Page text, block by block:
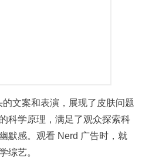
文案和表演，展现了皮肤问题
科学原理，满足了观众探索科
默感。观看 Nerd 广告时，就
综艺。